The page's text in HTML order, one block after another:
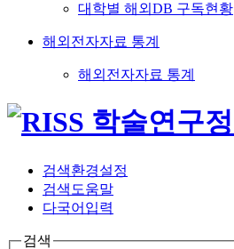
대학별 해외DB 구독현황
해외전자자료 통계
해외전자자료 통계
검색환경설정
검색도움말
다국어입력
검색